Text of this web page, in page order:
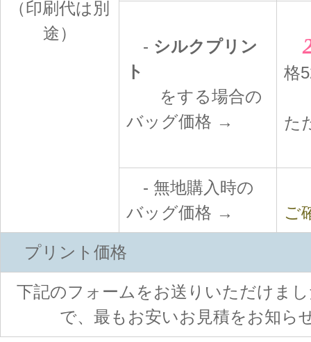
（印刷代は別
途）
- シルクプリン
ト
をする場合の
バッグ価格 →
格
た
- 無地購入時の
バッグ価格 →
ご
プリント価格
下記のフォームをお送りいただけま
で、最もお安いお見積をお知ら